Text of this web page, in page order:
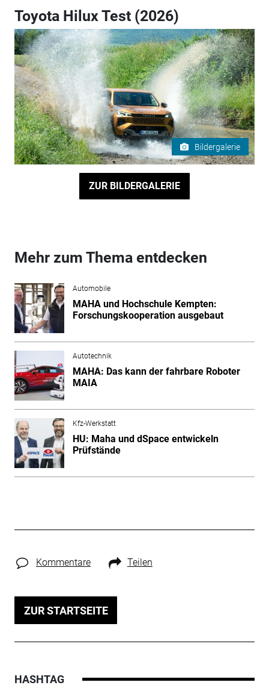
Toyota Hilux Test (2026)
Bildergalerie
ZUR BILDERGALERIE
Mehr zum Thema entdecken
Automobile
MAHA und Hochschule Kempten:
Forschungskooperation ausgebaut
Autotechnik
MAHA: Das kann der fahrbare Roboter
MAIA
Kfz-Werkstatt
HU: Maha und dSpace entwickeln
Prüfstände
Kommentare Teilen
ZUR STARTSEITE
HASHTAG